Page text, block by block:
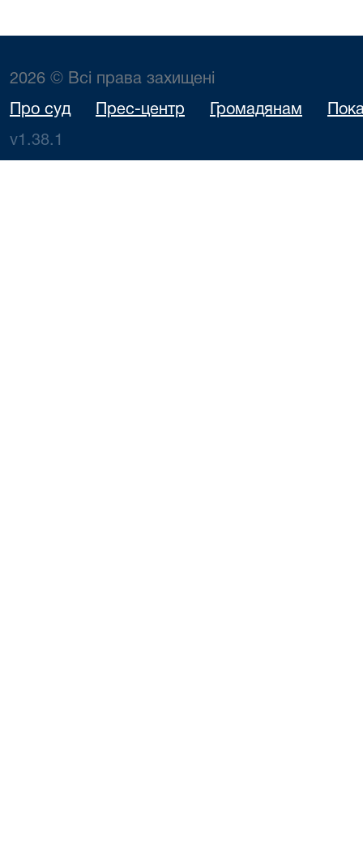
2026 © Всі права захищені
Про суд Прес-центр Громадянам
v1.38.1